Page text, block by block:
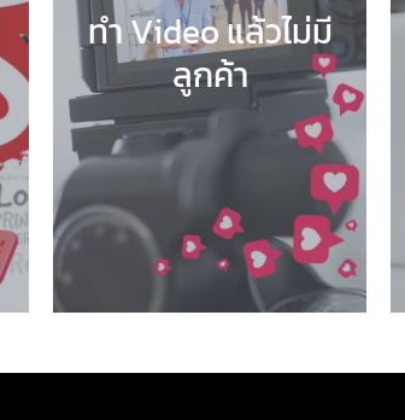
ทำ Video แล้วไม่มี
ลูกค้า